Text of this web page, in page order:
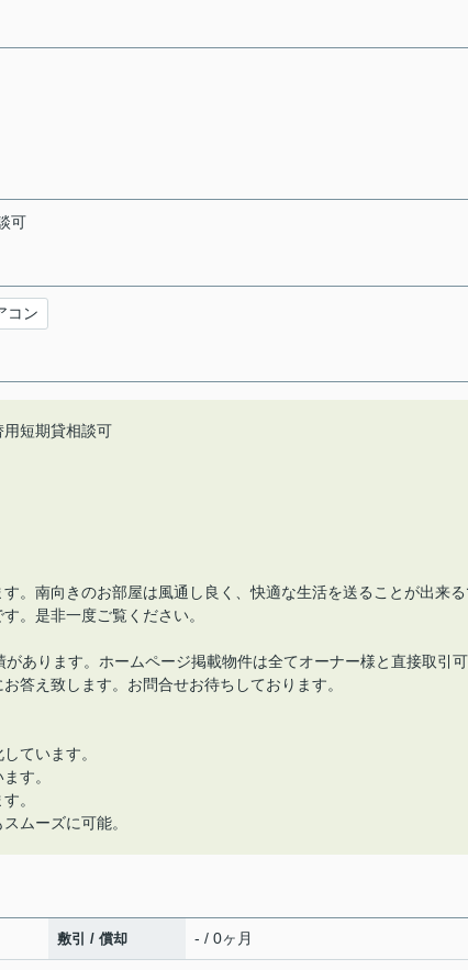
可
コン
短期貸相談可
。南向きのお部屋は風通し良く、快適な生活を送ることが出来
。是非一度ご覧ください。
あります。ホームページ掲載物件は全てオーナー様と直接取引可
答え致します。お問合せお待ちしております。
ています。
す。
。
ムーズに可能。
敷引 / 償却 - / 0ヶ月